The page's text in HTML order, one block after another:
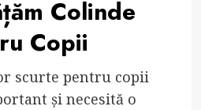
Colinde
Copii
scurte pentru copii
și necesită o